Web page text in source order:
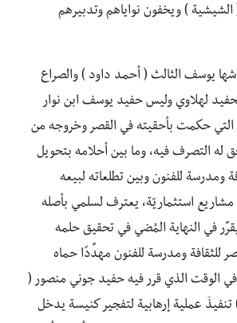
) ويخفون نواياهم وتدبيرهم
يوسف الثالث ( أحمد داود ) والصراع
لهلاوي وليس حفيد يوسف ابن نوار
التي حكمت بأحقيته في القصر وخروجه من
له التصرف فيه، وما بين أحلامه بتحويل
ومدرسة للفنون وبين تطلعاته لبيعه
مشاريع استثماريّة، يعترف لسلمي بأصله
في النهاية المُضي في تحقيق حلمه
للثقافة ومدرسة للفنون مهدِّدًا حماه
في الوقت الذي قرر فيه حفيد جوني منصور (
تنفيذَ عملية إرهابية لتفجير كنيسة يدخل